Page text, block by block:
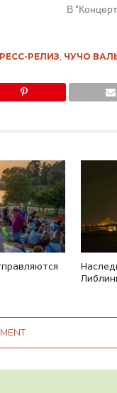
В
РЕЛИЗ ЧУЧО